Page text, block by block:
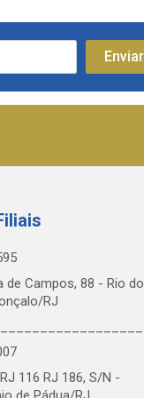
de Campos, 88 - Rio do
RJ
116 RJ 186, S/N -